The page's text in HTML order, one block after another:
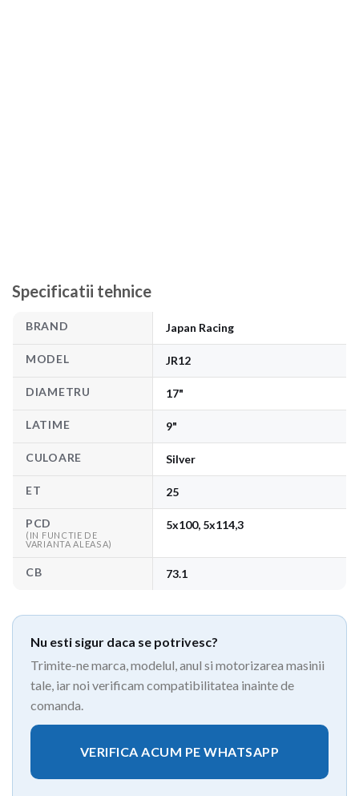
Specificatii tehnice
BRAND Japan Racing
MODEL JR12
DIAMETRU 17"
LATIME 9"
CULOARE Silver
ET 25
PCD
(IN FUNCTIE DE
VARIANTA ALEASA)
5x100, 5x114,3
CB 73.1
Nu esti sigur daca se potrivesc?
Trimite-ne marca, modelul, anul si motorizarea masinii
tale, iar noi verificam compatibilitatea inainte de
comanda.
VERIFICA ACUM PE WHATSAPP